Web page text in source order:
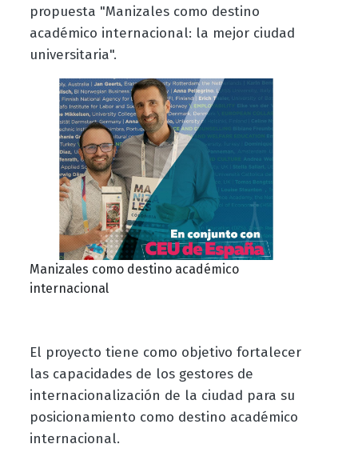
propuesta "Manizales como destino
académico internacional: la mejor ciudad
universitaria".
Manizales como destino académico
internacional
El proyecto tiene como objetivo fortalecer
las capacidades de los gestores de
internacionalización de la ciudad para su
posicionamiento como destino académico
internacional.